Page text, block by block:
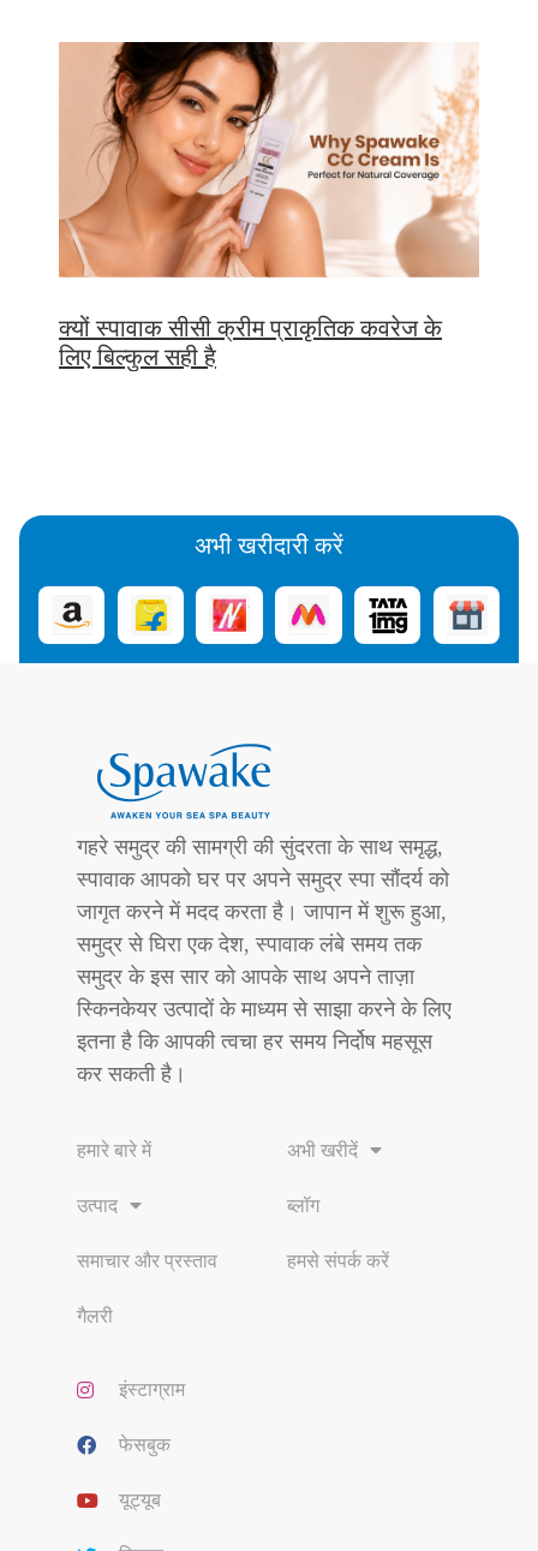
क्यों स्पावाक सीसी क्रीम प्राकृतिक कवरेज के
लिए बिल्कुल सही है
अभी खरीदारी करें
गहरे समुद्र की सामग्री की सुंदरता के साथ समृद्ध,
स्पावाक आपको घर पर अपने समुद्र स्पा सौंदर्य को
जागृत करने में मदद करता है। जापान में शुरू हुआ,
समुद्र से घिरा एक देश, स्पावाक लंबे समय तक
समुद्र के इस सार को आपके साथ अपने ताज़ा
स्किनकेयर उत्पादों के माध्यम से साझा करने के लिए
इतना है कि आपकी त्वचा हर समय निर्दोष महसूस
कर सकती है।
हमारे बारे में
उत्पाद
समाचार और प्रस्ताव
गैलरी
अभी खरीदें
ब्लॉग
हमसे संपर्क करें
इंस्टाग्राम
फेसबुक
यूट्यूब